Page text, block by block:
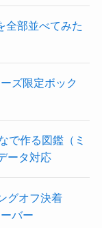
全部並べてみた
ズ限定ボック
で作る図鑑（ミ
ータ対応
グオフ決着
バー